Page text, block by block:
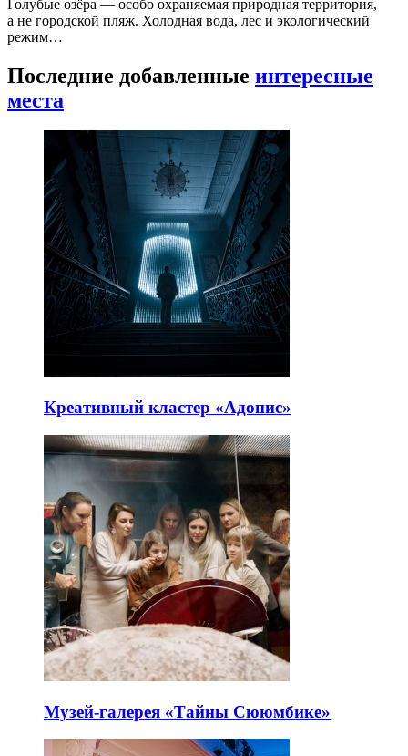
Голубые озёра — особо охраняемая природная территория,
а не городской пляж. Холодная вода, лес и экологический
режим…
Последние добавленные интересные
места
Креативный кластер «Адонис»
Музей-галерея «Тайны Сююмбике»